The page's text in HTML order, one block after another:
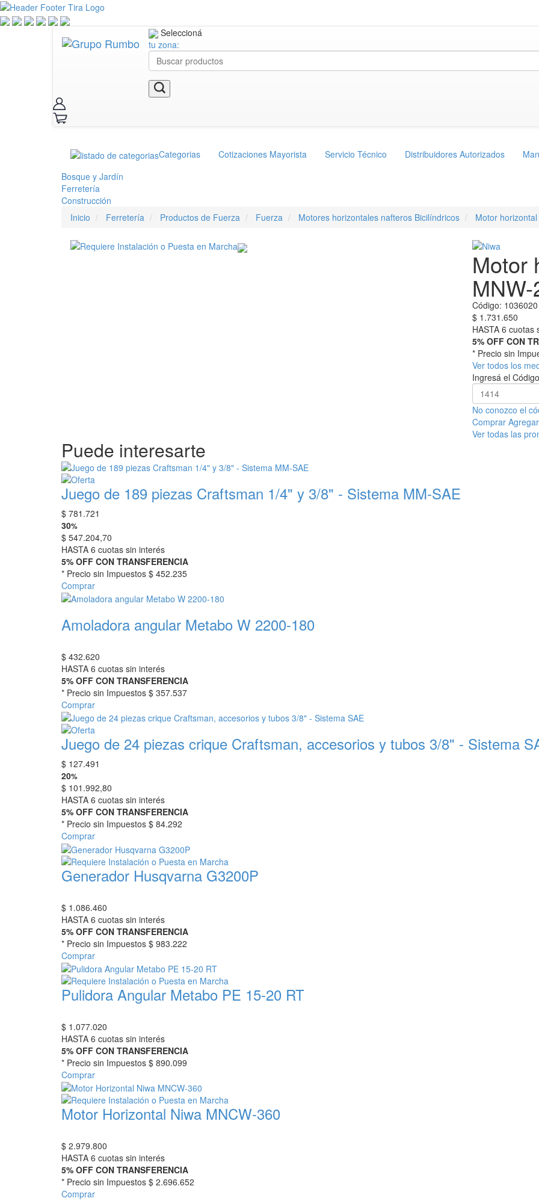
Seleccioná
tu zona:
Categorias
Bosque y Jardín
Ferretería
Construcción
Cotizaciones Mayorista Servicio Técnico Distribuidores Autorizados
Inicio Ferretería Productos de Fuerza Fuerza Motores horizontales nafteros Bicilíndricos Motor
Motor
Código: 1036020
$ 1.731.650
HASTA 6 cuotas
5% OFF CON
* Precio sin
Ver todos los
Ingresá el
No conozco el
Comprar
Ver todas las
Puede interesarte
Juego de 189 piezas Craftsman 1/4" y 3/8" - Sistema MM-SAE
$ 781.721
30%
$ 547.204,70
HASTA 6 cuotas sin interés
5% OFF CON TRANSFERENCIA
* Precio sin Impuestos $ 452.235
Comprar
Amoladora angular Metabo W 2200-180
$ 432.620
HASTA 6 cuotas sin interés
5% OFF CON TRANSFERENCIA
* Precio sin Impuestos $ 357.537
Comprar
Juego de 24 piezas crique Craftsman, accesorios y tubos 3/8" - Sistema
$ 127.491
20%
$ 101.992,80
HASTA 6 cuotas sin interés
5% OFF CON TRANSFERENCIA
* Precio sin Impuestos $ 84.292
Comprar
Generador Husqvarna G3200P
$ 1.086.460
HASTA 6 cuotas sin interés
5% OFF CON TRANSFERENCIA
* Precio sin Impuestos $ 983.222
Comprar
Pulidora Angular Metabo PE 15-20 RT
$ 1.077.020
HASTA 6 cuotas sin interés
5% OFF CON TRANSFERENCIA
* Precio sin Impuestos $ 890.099
Comprar
Motor Horizontal Niwa MNCW-360
$ 2.979.800
HASTA 6 cuotas sin interés
5% OFF CON TRANSFERENCIA
* Precio sin Impuestos $ 2.696.652
Comprar